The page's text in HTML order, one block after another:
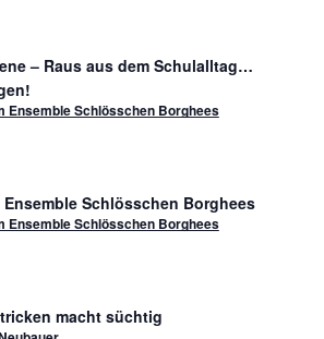
– Raus aus dem Schulalltag…
Ensemble Schlösschen Borghees
Ensemble Schlösschen Borghees
Ensemble Schlösschen Borghees
macht süchtig